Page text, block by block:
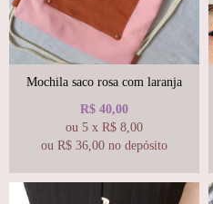
Mochila saco rosa com laranja
R$ 40,00
ou 5 x R$ 8,00
ou R$ 36,00 no depósito